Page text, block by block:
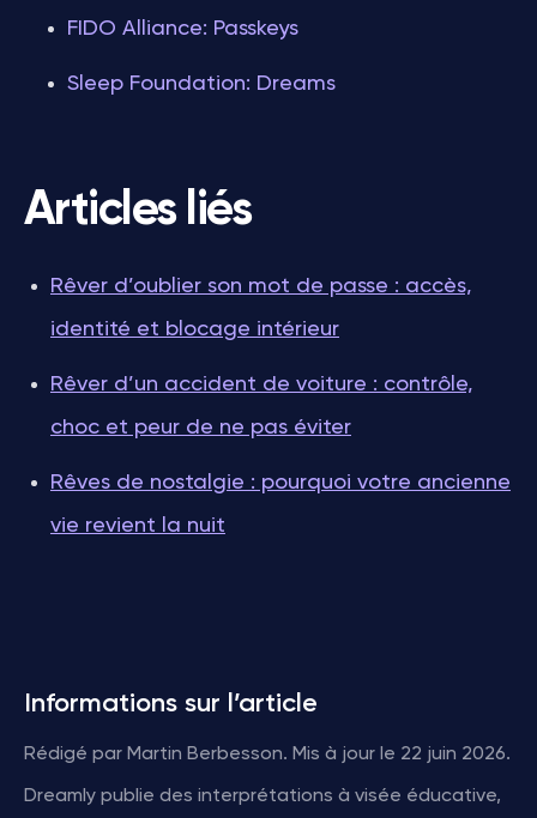
FIDO Alliance: Passkeys
Sleep Foundation: Dreams
Articles liés
Rêver d’oublier son mot de passe : accès,
identité et blocage intérieur
Rêver d’un accident de voiture : contrôle,
choc et peur de ne pas éviter
Rêves de nostalgie : pourquoi votre ancienne
vie revient la nuit
Informations sur l’article
Rédigé par Martin Berbesson. Mis à jour le 22 juin 2026.
Dreamly publie des interprétations à visée éducative,